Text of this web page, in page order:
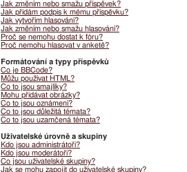
Jak změním nebo smažu příspěvek?
Jak přidám podpis k mému příspěvku?
Jak vytvořím hlasování?
Jak změním nebo smažu hlasování?
Proč se nemohu dostat k fóru?
Proč nemohu hlasovat v anketě?
Formátování a typy příspěvků
Co je BBCode?
Můžu používat HTML?
Co to jsou smajlíky?
Mohu přidávat obrázky?
Co to jsou oznámení?
Co to jsou důležitá témata?
Co to jsou uzamčená témata?
Uživatelské úrovně a skupiny
Kdo jsou administrátoři?
Kdo jsou moderátoři?
Co jsou uživatelské skupiny?
Jak se mohu zapojit do uživatelské skupiny?